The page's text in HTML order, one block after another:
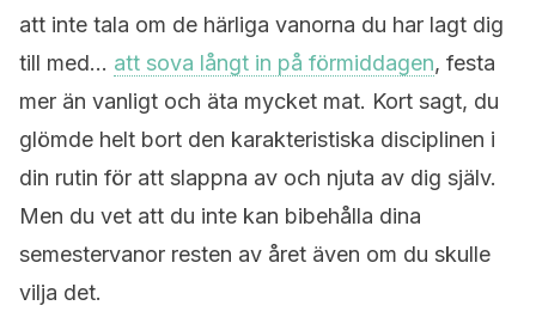
att inte tala om de härliga vanorna du har lagt dig
till med… att sova långt in på förmiddagen, festa
mer än vanligt och äta mycket mat. Kort sagt, du
glömde helt bort den karakteristiska disciplinen i
din rutin för att slappna av och njuta av dig själv.
Men du vet att du inte kan bibehålla dina
semestervanor resten av året även om du skulle
vilja det.